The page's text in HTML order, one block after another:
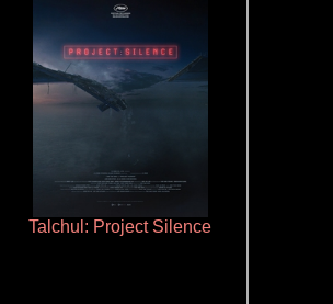
Talchul: Project Silence